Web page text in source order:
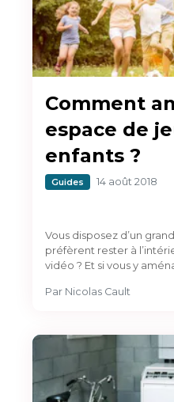
Comment
espace de
enfants ?
Guides 14 août 2018
Vous disposez d’un
préfèrent rester à
vidéo ? Et si vous y
Par Nicolas Cault